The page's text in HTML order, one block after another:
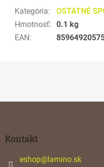
Kategória:
OSTATNÉ
Hmotnosť: 0.1 kg
EAN:
Kontakt
eshop@lamino.sk